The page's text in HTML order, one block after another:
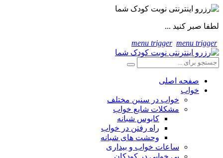
لطفا صبر کنید ...
menu trigger menu trigger
صفحه اصلی
خواب
خواب در سنین مختلف
مشکلات شایع خواب
کابوس شبانه
راه رفتن در خواب
وحشت های شبانه
ساعات خواب و بیداری
بی خوابی در کودکان